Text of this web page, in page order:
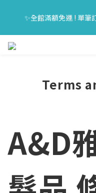
✨全館滿額免運 ! 單筆
🔥618年中購物節｜全館
Terms
A&D